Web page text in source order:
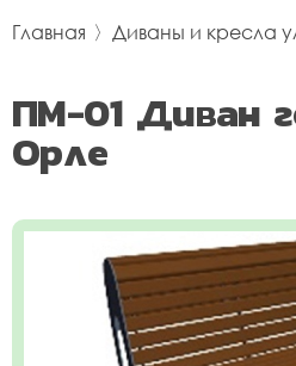
Главная 〉 Диваны и кресла
ПМ-01 Диван
Орле